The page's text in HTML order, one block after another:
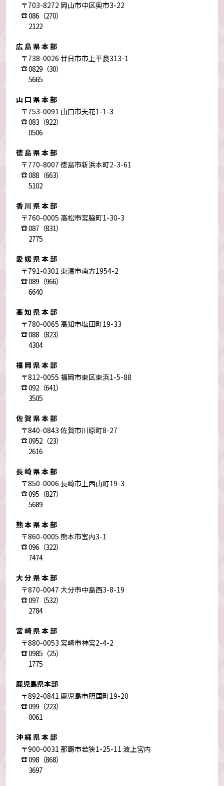
〒703-8272 岡山市中区奥市3-22
086（270）
2122
広島県本部
〒738-0026 廿日市市上平良313-1
0829（30）
5665
山口県本部
〒753-0091 山口市天花1-1-3
083（922）
0506
徳島県本部
〒770-8007 徳島市新浜本町2-3-61
088（663）
5102
香川県本部
〒760-0005 高松市宮脇町1-30-3
087（831）
2775
愛媛県本部
〒791-0301 東温市南方1954-2
089（966）
6640
高知県本部
〒780-0065 高知市塩田町19-33
088（823）
4304
福岡県本部
〒812-0055 福岡市東区東浜1-5-88
092（641）
3505
佐賀県本部
〒840-0843 佐賀市川原町8-27
0952（23）
2616
長崎県本部
〒850-0006 長崎市上西山町19-3
095（827）
5689
熊本県本部
〒860-0005 熊本市宮内3-1
096（322）
7474
大分県本部
〒870-0047 大分市中島西3-8-19
097（532）
2784
宮崎県本部
〒880-0053 宮崎市神宮2-4-2
0985（25）
1775
鹿児島県本部
〒892-0841 鹿児島市照国町19-20
099（223）
0061
沖縄県本部
〒900-0031 那覇市若狭1-25-11 波上宮内
098（868）
3697